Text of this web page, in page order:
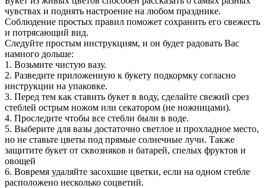
чувствах и поднять настроение на любом празднике.
Соблюдение простых правил поможет сохранить его свежесть
и потрясающий вид.
Следуйте простым инструкциям, и он будет радовать Вас
намного дольше:
1. Возьмите чистую вазу.
2. Разведите приложенную к букету подкормку согласно
инструкции на упаковке.
3. Перед тем как ставить букет в воду, сделайте свежий срез
стеблей острым ножом или секатором (не ножницами).
4. Проследите чтобы все стебли были в воде.
5. Выберите для вазы достаточно светлое и прохладное место,
но не ставьте цветы под прямые солнечные лучи. Также
защитите букет от сквозняков и батарей, спелых фруктов и
овощей
6. Вовремя удаляйте засохшие цветки, если на одном стебле
расположено несколько соцветий.